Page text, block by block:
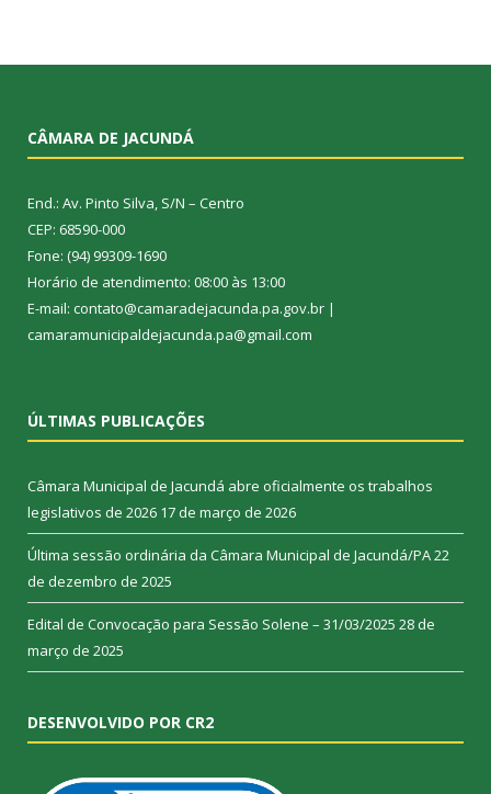
CÂMARA DE JACUNDÁ
End.: Av. Pinto Silva, S/N – Centro
CEP: 68590-000
Fone: (94) 99309-1690
Horário de atendimento: 08:00 às 13:00
E-mail: contato@camaradejacunda.pa.gov.br |
camaramunicipaldejacunda.pa@gmail.com
ÚLTIMAS PUBLICAÇÕES
Câmara Municipal de Jacundá abre oficialmente os trabalhos
legislativos de 2026 17 de março de 2026
Última sessão ordinária da Câmara Municipal de Jacundá/PA22
de dezembro de 2025
Edital de Convocação para Sessão Solene – 31/03/2025 28 de
março de 2025
DESENVOLVIDO POR CR2